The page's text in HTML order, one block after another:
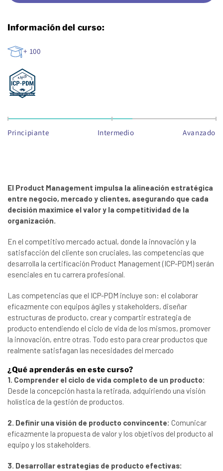
El Product Management impulsa la alineación estratégica
entre negocio, mercado y clientes, asegurando que cada
decisión maximice el valor y la competitividad de la
organización.
En el competitivo mercado actual, donde la innovación y la
satisfacción del cliente son cruciales, las competencias que
desarrolla la certificación Product Management (ICP-PDM) serán
esenciales en tu carrera profesional.
Las competencias que el ICP-PDM incluye son: el colaborar
eficazmente con equipos ágiles y stakeholders, diseñar
estructuras de producto, crear y compartir estrategia de
producto entendiendo el ciclo de vida de los mismos, promover
la innovación, entre otras. Todo esto para crear productos que
realmente satisfagan las necesidades del mercado
¿Qué aprenderás en este curso?
1. Comprender el ciclo de vida completo de un producto:
Desde la concepción hasta la retirada, adquiriendo una visión
holística de la gestión de productos.
2. Definir una visión de producto convincente: Comunicar
eficazmente la propuesta de valor y los objetivos del producto al
equipo y los stakeholders.
3. Desarrollar estrategias de producto efectivas:
Información del curso:
+ 100
Principiante Intermedio Avanzado